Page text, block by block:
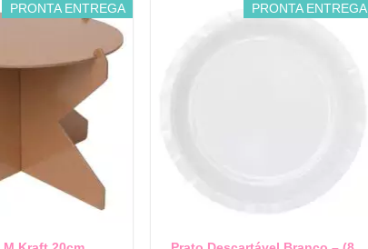
PRONTA ENTREGA PRONTA ENTREGA